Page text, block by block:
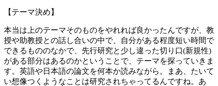
【テーマ決め】
本当は上のテーマそのものをやれれば良かったんですが、教
授や助教授との話し合いの中で、自分がある程度短い時間で
できるもののなかで、先行研究と少し違った切り口(新規性)
がある部分はあるのかということで、テーマを探っていきま
す。英語や日本語の論文を何本か読みながら。まあ、たいて
い想像つくようなことは研究されちゃってるんですね。あ